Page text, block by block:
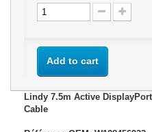
Add to cart
Lindy 7.5m Active
Cable